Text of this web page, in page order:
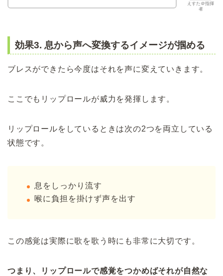
えすた＠指揮
者
効果3. 息から声へ変換するイメージが掴める
ブレスができたら今度はそれを声に変えていきます。
ここでもリップロールが威力を発揮します。
リップロールをしているときは次の2つを両立している
状態です。
息をしっかり流す
喉に負担を掛けず声を出す
この感覚は実際に歌を歌う時にも非常に大切です。
つまり、リップロールで感覚をつかめばそれが自然な